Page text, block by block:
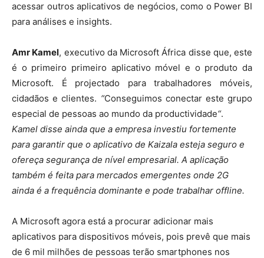
acessar outros aplicativos de negócios, como o Power BI
para análises e insights.
Amr Kamel, executivo da Microsoft África disse que, este
é o primeiro primeiro aplicativo móvel e o produto da
Microsoft. É projectado para trabalhadores móveis,
cidadãos e clientes. “Conseguimos conectar este grupo
especial de pessoas ao mundo da productividade“.
Kamel disse ainda que a empresa investiu fortemente
para garantir que o aplicativo de Kaizala esteja seguro e
ofereça segurança de nível empresarial. A aplicação
também é feita para mercados emergentes onde 2G
ainda é a frequência dominante e pode trabalhar offline.
A Microsoft agora está a procurar adicionar mais
aplicativos ​​para dispositivos móveis, pois prevê que mais
de 6 mil milhões de pessoas terão smartphones nos